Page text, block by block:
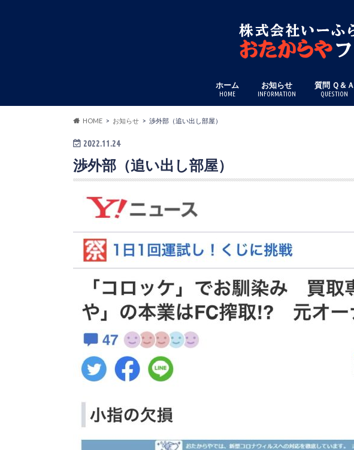
ホーム
HOME
お知らせ
INFORMATION
質問 Ｑ＆Ａ
QUESTION
HOME お知らせ 渉外部（追い出し部屋）
2022.11.24
渉外部（追い出し部屋）